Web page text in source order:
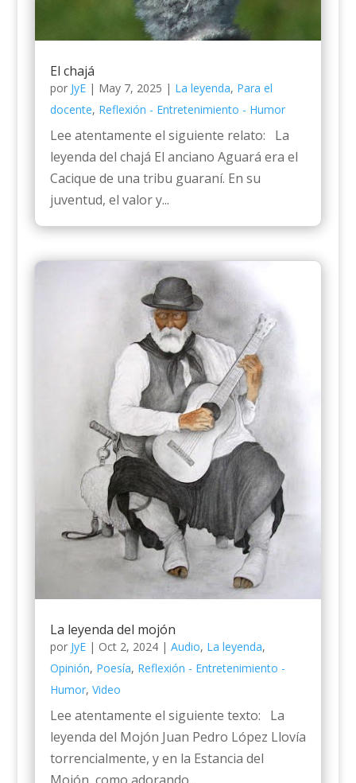
El chajá
por JyE| May 7, 2025 | La leyenda, Para el
docente, Reflexión - Entretenimiento - Humor
Lee atentamente el siguiente relato: La
leyenda del chajá El anciano Aguará era el
Cacique de una tribu guaraní. En su
juventud, el valor y...
La leyenda del mojón
por JyE| Oct 2, 2024| Audio, La leyenda,
Opinión, Poesía, Reflexión - Entretenimiento -
Humor, Video
Lee atentamente el siguiente texto: La
leyenda del Mojón Juan Pedro López Llovía
torrencialmente, y en la Estancia del